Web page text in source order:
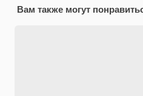
Вам также могут